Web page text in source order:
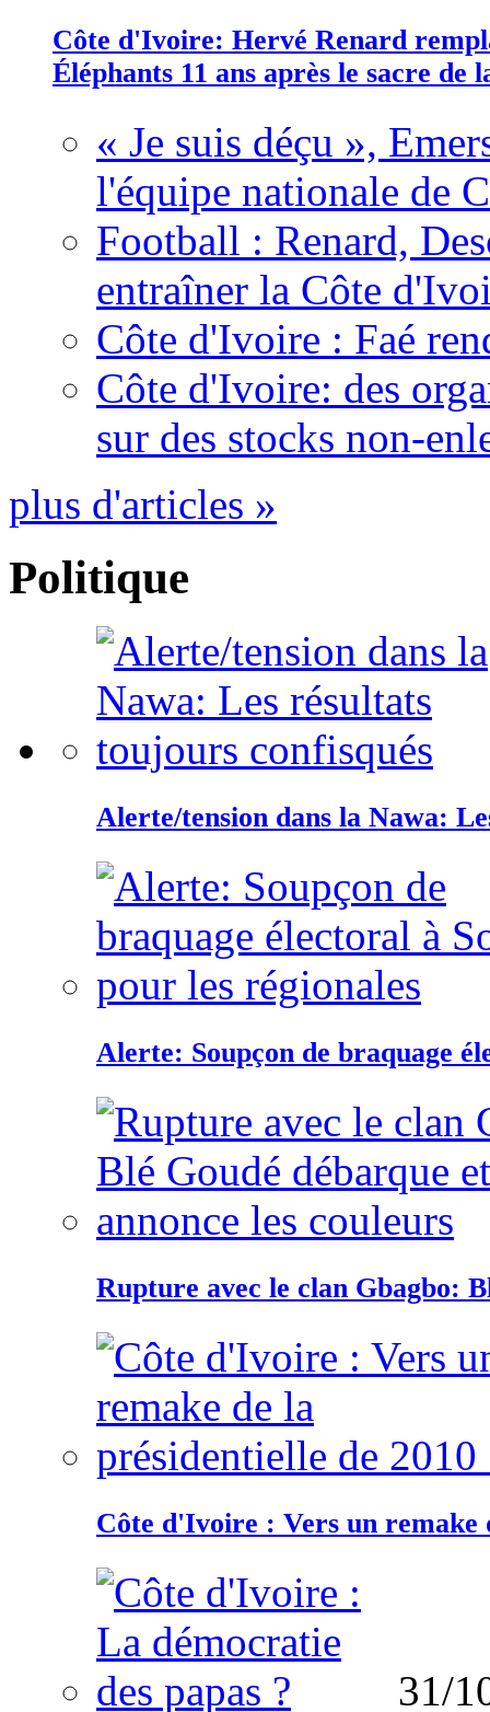
Côte d'Ivoire: Hervé Renard
Éléphants 11 ans après le sacre de
« Je suis déçu »,
l'équipe nationale de
Football : Renard,
entraîner la Côte
Côte d'Ivoire : Faé
Côte d'Ivoire: des
sur des stocks non-
plus d'articles »
Politique
Alerte/tension dans la Nawa:
Alerte: Soupçon de braquage
Rupture avec le clan Gbagbo:
Côte d'Ivoire : Vers un remake
31/